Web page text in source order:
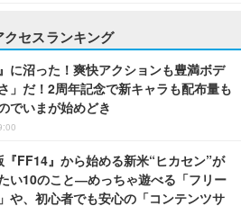
クセスランキング
に沼った！爽快アクションも豊満ボデ
」だ！2周年記念で新キャラも配布量も
でいまが始めどき
『FF14』から始める新米“ヒカセン”が
い10のこと―めっちゃ遊べる「フリー
や、初心者でも安心の「コンテンツサ